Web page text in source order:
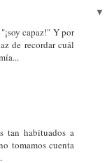
capaz!" Y por
de recordar cuál
tan habituados a
tomamos cuenta
▼